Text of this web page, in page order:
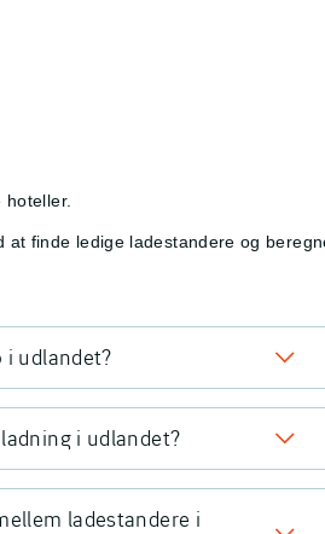
at finde ledige ladestandere og
i udlandet?
i udlandet?
ladestandere i